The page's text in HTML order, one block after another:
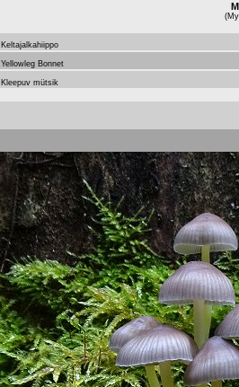
Keltajalkahiippo
Yellowleg Bonnet
Kleepuv mütsik